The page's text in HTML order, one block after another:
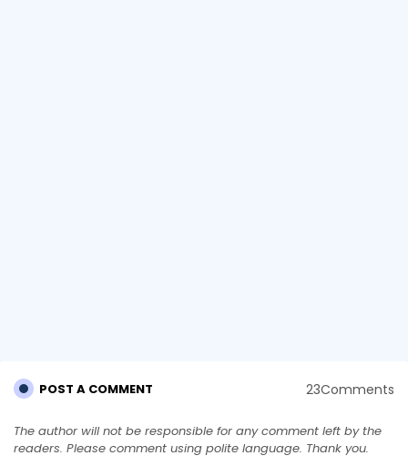
POST A COMMENT 23Comments
The author will not be responsible for any comment left by the
readers. Please comment using polite language. Thank you.